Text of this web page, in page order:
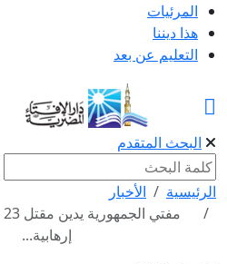
المرئيات
هذا ديننا
التعليم عن بعد
البحث المتقدم
الرئيسية
الأخبار
إرهابية...